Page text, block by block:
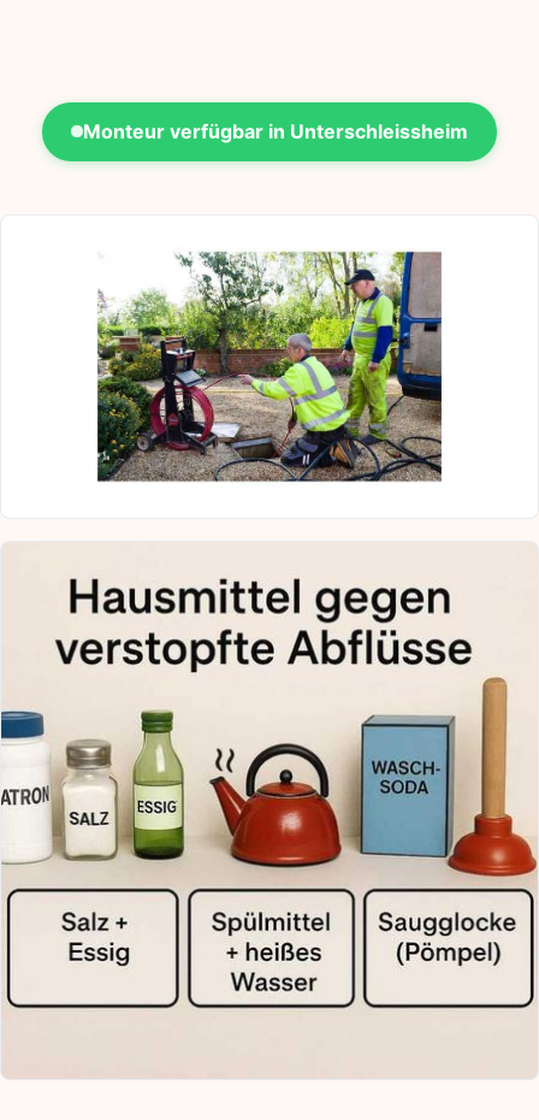
Monteur verfügbar in Unterschleissheim